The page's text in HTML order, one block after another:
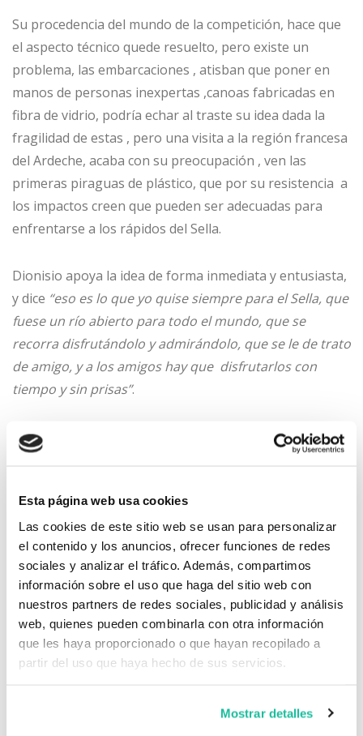
Esta página web usa cookies
Las cookies de este sitio web se usan para personalizar
el contenido y los anuncios, ofrecer funciones de redes
sociales y analizar el tráfico. Además, compartimos
información sobre el uso que haga del sitio web con
nuestros partners de redes sociales, publicidad y análisis
web, quienes pueden combinarla con otra información
que les haya proporcionado o que hayan recopilado a
partir del uso que haya hecho de sus servicios.
Mostrar detalles
Su procedencia del mundo de la competición, hace que
el aspecto técnico quede resuelto, pero existe un
problema, las embarcaciones , atisban que poner en
manos de personas inexpertas ,canoas fabricadas en
fibra de vidrio, podría echar al traste su idea dada la
fragilidad de estas , pero una visita a la región francesa
del Ardeche, acaba con su preocupación , ven las
primeras piraguas de plástico, que por su resistencia a
los impactos creen que pueden ser adecuadas para
enfrentarse a los rápidos del Sella.
Dionisio apoya la idea de forma inmediata y entusiasta,
y dice “eso es lo que yo quise siempre para el Sella, que
fuese un río abierto para todo el mundo, que se
recorra disfrutándolo y admirándolo, que se le de trato
de amigo, y a los amigos hay que disfrutarlos con
tiempo y sin prisas”.
Literalmente escribe en una de sus cartas de animo
“creo que el Sella, no es un río como los demás. Tiene
esto- (así lo hacia constar en todos sus diplomas)- ES
EL RIO MAS BELLO DEL CIELO Y DE LA TIERRA, y todos
estamos esperando convencidos que los relatos e
impresiones que van a reflejar los participantes en
vuestra aventura, van a estar de acuerdo con lo que
pensaban los habitantes del Olimpo. Yo estoy seguro
de ello y hago votos fervientes porque así sea”
autorizada para opinar del Sella y las piraguas, hace